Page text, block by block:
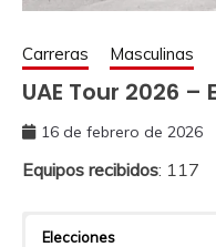
Carreras Masculinas
UAE Tour 2026
16 de febrero de 2026
Equipos recibidos: 117
Elecciones